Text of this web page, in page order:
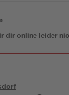
dir online leider